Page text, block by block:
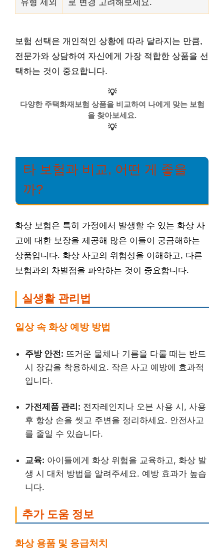
유형 제외 로 변경 고려해보세요.
보험 선택은 개인적인 상황에 따라 달라지는 만큼,
전문가와 상담하여 자신에게 가장 적합한 상품을 선
택하는 것이 중요합니다.
💡
다양한 주택화재보험 상품을 비교하여 나에게 맞는 보험
을 찾아보세요.
💡
타 보험과 비교, 어떤 게 좋을
까?
화상 보험은 특히 가정에서 발생할 수 있는 화상 사
고에 대한 보장을 제공해 많은 이들이 궁금해하는
상품입니다. 화상 사고의 위험성을 이해하고, 다른
보험과의 차별점을 파악하는 것이 중요합니다.
실생활 관리법
일상 속 화상 예방 방법
주방 안전: 뜨거운 물체나 기름을 다룰 때는 반드
시 장갑을 착용하세요. 작은 사고 예방에 효과적
입니다.
가전제품 관리: 전자레인지나 오븐 사용 시, 사용
후 항상 손을 씻고 주변을 정리하세요. 안전사고
를 줄일 수 있습니다.
교육: 아이들에게 화상 위험을 교육하고, 화상 발
생 시 대처 방법을 알려주세요. 예방 효과가 높습
니다.
추가 도움 정보
화상 용품 및 응급처치